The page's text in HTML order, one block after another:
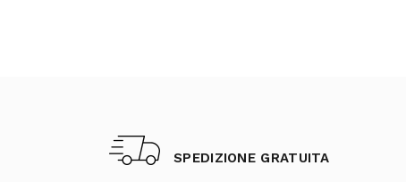
SPEDIZIONE GRATUITA